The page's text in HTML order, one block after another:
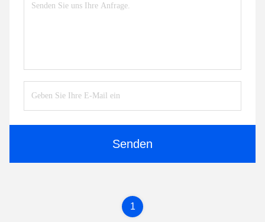
Senden
1